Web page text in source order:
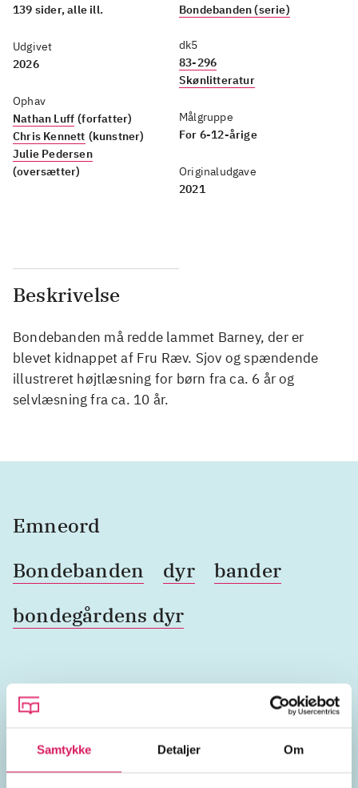
Samtykke Detaljer Om
139 sider, alle ill.
Udgivet
2026
Ophav
Nathan Luff (forfatter)
Chris Kennett (kunstner)
Julie Pedersen
(oversætter)
Bondebanden (serie)
dk5
83-296
Skønlitteratur
Målgruppe
For 6-12-årige
Originaludgave
2021
Beskrivelse
Bondebanden må redde lammet Barney, der er
blevet kidnappet af Fru Ræv. Sjov og spændende
illustreret højtlæsning for børn fra ca. 6 år og
selvlæsning fra ca. 10 år.
Emneord
Bondebanden
dyr
bander
bondegårdens dyr
Lignende emneord
husdyr gårde vilde dyr begrebsindlæring